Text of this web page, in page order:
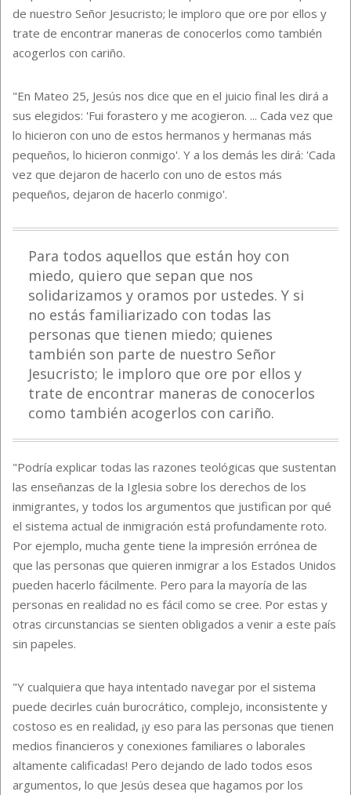
de nuestro Señor Jesucristo; le imploro que ore por ellos y
trate de encontrar maneras de conocerlos como también
acogerlos con cariño.
"En Mateo 25, Jesús nos dice que en el juicio final les dirá a
sus elegidos: 'Fui forastero y me acogieron. ... Cada vez que
lo hicieron con uno de estos hermanos y hermanas más
pequeños, lo hicieron conmigo'. Y a los demás les dirá: 'Cada
vez que dejaron de hacerlo con uno de estos más
pequeños, dejaron de hacerlo conmigo'.
Para todos aquellos que están hoy con
miedo, quiero que sepan que nos
solidarizamos y oramos por ustedes. Y si
no estás familiarizado con todas las
personas que tienen miedo; quienes
también son parte de nuestro Señor
Jesucristo; le imploro que ore por ellos y
trate de encontrar maneras de conocerlos
como también acogerlos con cariño.
"Podría explicar todas las razones teológicas que sustentan
las enseñanzas de la Iglesia sobre los derechos de los
inmigrantes, y todos los argumentos que justifican por qué
el sistema actual de inmigración está profundamente roto.
Por ejemplo, mucha gente tiene la impresión errónea de
que las personas que quieren inmigrar a los Estados Unidos
pueden hacerlo fácilmente. Pero para la mayoría de las
personas en realidad no es fácil como se cree. Por estas y
otras circunstancias se sienten obligados a venir a este país
sin papeles.
"Y cualquiera que haya intentado navegar por el sistema
puede decirles cuán burocrático, complejo, inconsistente y
costoso es en realidad, ¡y eso para las personas que tienen
medios financieros y conexiones familiares o laborales
altamente calificadas! Pero dejando de lado todos esos
argumentos, lo que Jesús desea que hagamos por los